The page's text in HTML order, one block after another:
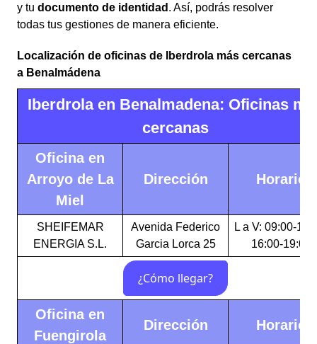
y tu documento de identidad . Así, podrás resolver
todas tus gestiones de manera eficiente.
Localización de oficinas de Iberdrola más cercanas
a Benalmádena
Iberdrola en Benalmadena: Oficinas
cercanas
Oficina en
Arroyo de La
Miel
Dirección Horario
SHEIFEMAR
ENERGIA S.L.
Avenida Federico
Garcia Lorca 25
L a V: 09:00-
16:00-19:00
Oficina en
Fuengirola
Dirección Horario